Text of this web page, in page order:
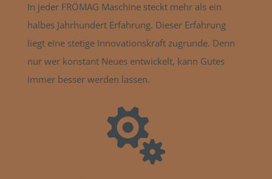
In jeder FRÖMAG Maschine steckt mehr als ein
halbes Jahrhundert Erfahrung. Dieser Erfahrung
liegt eine stetige Innovationskraft zugrunde. Denn
nur wer konstant Neues entwickelt, kann Gutes
immer besser werden lassen.
